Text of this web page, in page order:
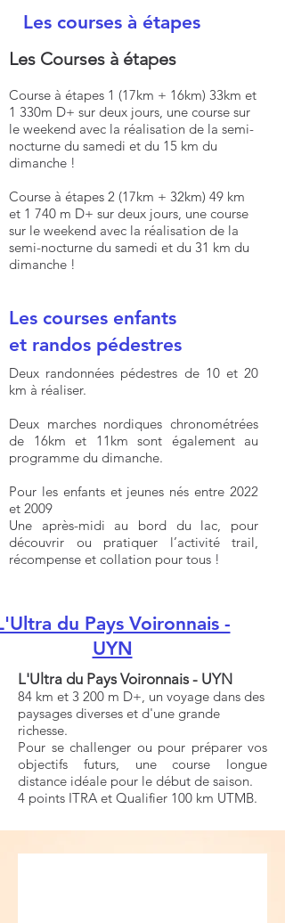
Les courses à étapes
Les Courses à étapes
Course à étapes 1 (17km + 16km) 33km et
1 330m D+ sur deux jours, une course sur
le weekend avec la réalisation de la semi-
nocturne du samedi et du 15 km du
dimanche !
Course à étapes 2 (17km + 32km) 49 km
et 1 740 m D+ sur deux jours, une course
sur le weekend avec la réalisation de la
semi-nocturne du samedi et du 31 km du
dimanche !
Les courses enfants
et randos pédestres
Deux randonnées pédestres de 10 et 20
km à réaliser.
Deux marches nordiques chronométrées
de 16km et 11km sont également au
programme du dimanche.
Pour les enfants et jeunes nés entre 2022
et 2009
Une après-midi au bord du lac, pour
découvrir ou pratiquer l’activité trail,
récompense et collation pour tous !
du Pays Voironnais -
UYN
L'Ultra du Pays Voironnais - UYN
84 km et 3 200 m D+, un voyage dans des
paysages diverses et d'une grande
richesse.
Pour se challenger ou pour préparer vos
objectifs futurs, une course longue
distance idéale pour le début de saison.
4 points ITRA et Qualifier 100 km UTMB.